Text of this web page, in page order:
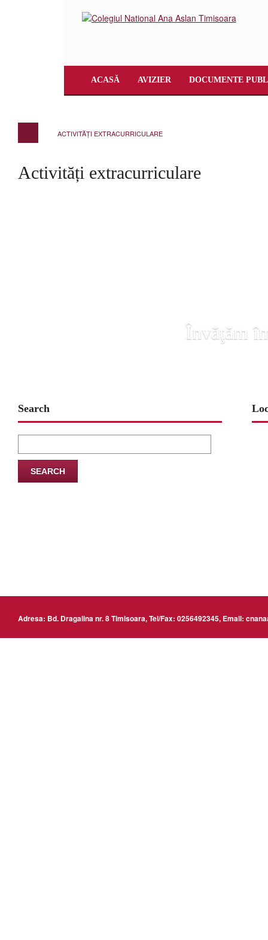
ACASĂ AVIZIER DOCUMENTE
ACTIVITĂȚI EXTRACURRICULARE
Activități extracurriculare
Învăţăm
Search
for:
Adresa: Bd. Dragalina nr. 8 Timisoara, Tel/Fax: 0256492345, Email: